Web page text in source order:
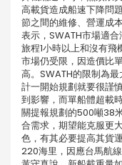
高載貨造成船速下降問
節之間的維修、營運成
表示，SWATH市場適
旅程1小時以上和沒有
市場仍受限，因造價比
高。SWATH的限制為
計一開始規劃就要很謹
到影響，而單船體超載
關提報規劃的500噸38
合需求，期望能克服更
色，有其必要提高其貨
220海里，因應台馬航